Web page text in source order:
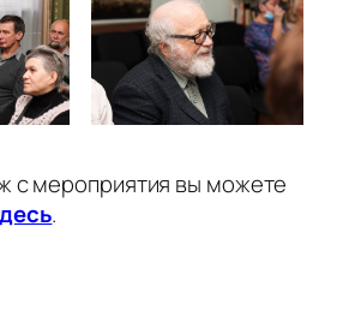
с мероприятия вы можете
.